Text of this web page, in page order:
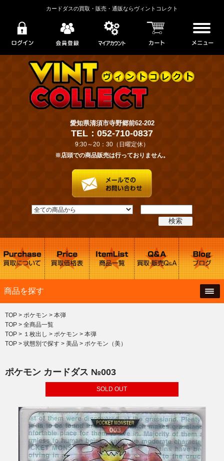
カードダスの買取・販売・通販ならヴィントコレクト
愛知県清須市寺野郷前62-202
TEL：052-710-0837
9:30～20：30（日曜定休）
※店頭での商品販売は行っておりません。
商品を探す
TOP > ポケモン > 本弾
TOP > 全商品一覧
TOP > １枚出し > ポケモン > 本弾
TOP > 状態別で探す > 美品 > ポケモン（美）
ポケモン カードダス №003
SOLD OUT